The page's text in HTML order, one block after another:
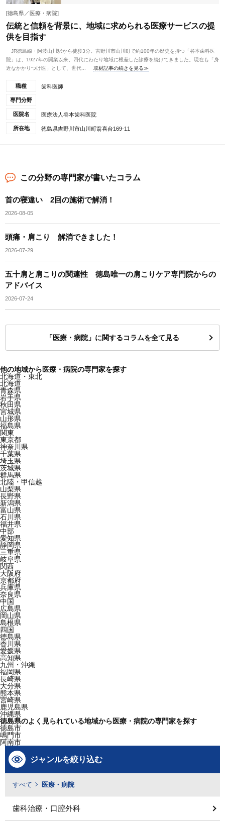
[徳島県／医療・病院]
伝統と信頼を背景に、地域に求められる医療サービスの提
供を目指す
JR徳島線・阿波山川駅から徒歩3分。吉野川市山川町で約100年の歴史を持つ「谷本歯科医
院」は、1927年の開業以来、四代にわたり地域に根差した診療を続けてきました。現在も「身
近なかかりつけ医」として、世代...
取材記事の続きを見る≫
職種 歯科医師
専門分野
医院名 医療法人谷本歯科医院
所在地 徳島県吉野川市山川町翁喜台169-11
この分野の専門家が書いたコラム
首の寝違い 2回の施術で解消！
2026-08-05
頭痛・肩こり 解消できました！
2026-07-29
五十肩と肩こりの関連性 徳島唯一の肩こりケア専門院からの
アドバイス
2026-07-24
「医療・病院」に関するコラムを全て見る
他の地域から医療・病院の専門家を探す
北海道・東北
北海道
青森県
岩手県
秋田県
宮城県
山形県
福島県
関東
東京都
神奈川県
千葉県
埼玉県
茨城県
群馬県
北陸・甲信越
山梨県
長野県
新潟県
富山県
石川県
福井県
中部
愛知県
静岡県
三重県
岐阜県
関西
大阪府
京都府
兵庫県
奈良県
中国
広島県
岡山県
島根県
四国
徳島県
香川県
愛媛県
高知県
九州・沖縄
福岡県
長崎県
大分県
熊本県
宮崎県
鹿児島県
沖縄県
徳島県のよく見られている地域から医療・病院の専門家を探す
徳島市
鳴門市
阿南市
ジャンルを絞り込む
すべて 医療・病院
歯科治療・口腔外科